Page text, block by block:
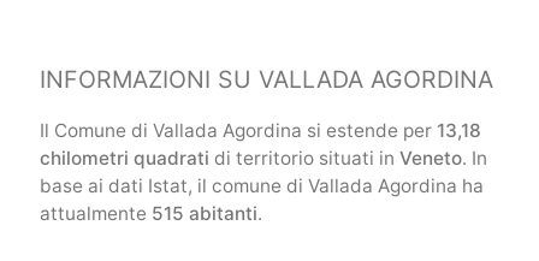
INFORMAZIONI SU VALLADA AGORDINA
Il Comune di Vallada Agordina si estende per 13,18
chilometri quadrati di territorio situati in Veneto. In
base ai dati Istat, il comune di Vallada Agordina ha
attualmente 515 abitanti.